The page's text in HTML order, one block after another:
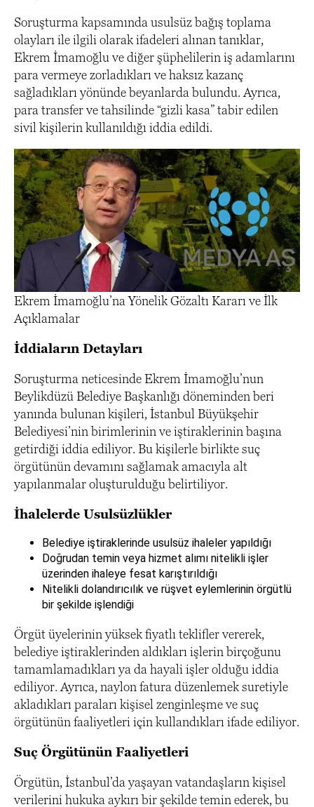
Soruşturma kapsamında usulsüz bağış toplama
olayları ile ilgili olarak ifadeleri alınan tanıklar,
Ekrem İmamoğlu ve diğer şüphelilerin iş adamlarını
para vermeye zorladıkları ve haksız kazanç
sağladıkları yönünde beyanlarda bulundu. Ayrıca,
para transfer ve tahsilinde “gizli kasa” tabir edilen
sivil kişilerin kullanıldığı iddia edildi.
Ekrem İmamoğlu’na Yönelik Gözaltı Kararı ve İlk
Açıklamalar
İddiaların Detayları
Soruşturma neticesinde Ekrem İmamoğlu’nun
Beylikdüzü Belediye Başkanlığı döneminden beri
yanında bulunan kişileri, İstanbul Büyükşehir
Belediyesi’nin birimlerinin ve iştiraklerinin başına
getirdiği iddia ediliyor. Bu kişilerle birlikte suç
örgütünün devamını sağlamak amacıyla alt
yapılanmalar oluşturulduğu belirtiliyor.
İhalelerde Usulsüzlükler
Belediye iştiraklerinde usulsüz ihaleler yapıldığı
Doğrudan temin veya hizmet alımı nitelikli işler
üzerinden ihaleye fesat karıştırıldığı
Nitelikli dolandırıcılık ve rüşvet eylemlerinin örgütlü
bir şekilde işlendiği
Örgüt üyelerinin yüksek fiyatlı teklifler vererek,
belediye iştiraklerinden aldıkları işlerin birçoğunu
tamamlamadıkları ya da hayali işler olduğu iddia
ediliyor. Ayrıca, naylon fatura düzenlemek suretiyle
akladıkları paraları kişisel zenginleşme ve suç
örgütünün faaliyetleri için kullandıkları ifade ediliyor.
Suç Örgütünün Faaliyetleri
Örgütün, İstanbul’da yaşayan vatandaşların kişisel
verilerini hukuka aykırı bir şekilde temin ederek, bu